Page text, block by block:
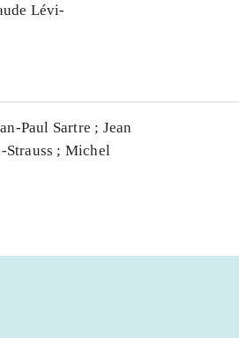
Lévi-
Paul Sartre ; Jean
Strauss ; Michel